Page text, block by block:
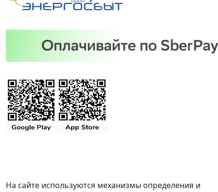
На сайте используются механизмы определения и